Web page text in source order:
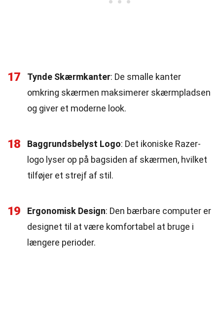
17 Tynde Skærmkanter: De smalle kanter
omkring skærmen maksimerer skærmpladsen
og giver et moderne look.
18 Baggrundsbelyst Logo: Det ikoniske Razer-
logo lyser op på bagsiden af skærmen, hvilket
tilføjer et strejf af stil.
19 Ergonomisk Design: Den bærbare computer er
designet til at være komfortabel at bruge i
længere perioder.